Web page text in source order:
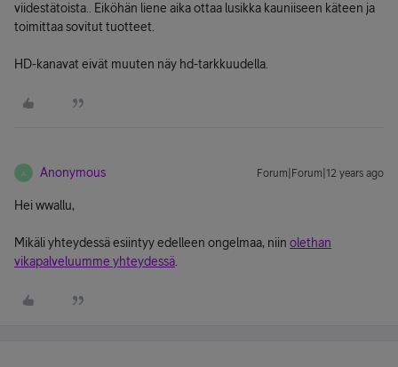
viidestätoista.. Eiköhän liene aika ottaa lusikka kauniiseen käteen ja
toimittaa sovitut tuotteet.
HD-kanavat eivät muuten näy hd-tarkkuudella.
A Anonymous Forum|Forum|12 years ago
Hei wwallu,
Mikäli yhteydessä esiintyy edelleen ongelmaa, niin olethan
vikapalveluumme yhteydessä